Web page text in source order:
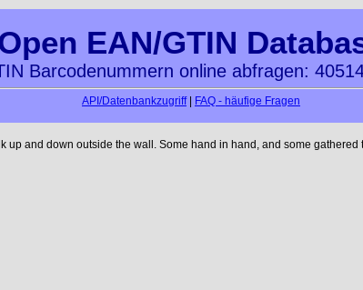
EAN/GTIN
Barcodenummern online abfragen:
API/Datenbankzugriff| FAQ - häufige Fragen
and down outside the wall. Some hand in hand, and some